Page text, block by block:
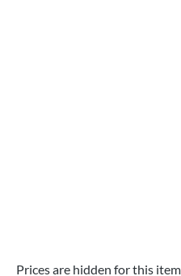
Prices are hidden for this